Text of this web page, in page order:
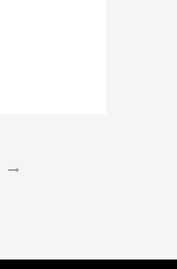
→